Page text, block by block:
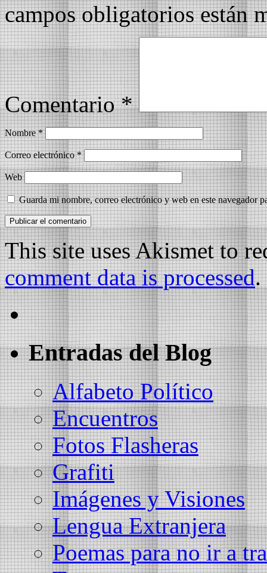
campos obligatorios están
Comentario*
Nombre*
Correo electrónico*
Web
Guarda mi nombre, correo electrónico y web en este navegador
This site uses Akismet to
comment data is processed.
Entradas del Blog
Alfabeto Político
Encuentros
Fotos Flasheras
Grafiti
Imágenes y Visiones
Lengua Extranjera
Poemas para no ir a